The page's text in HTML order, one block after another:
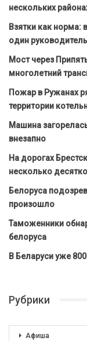
нескольких
Взятки как норма:
один
Мост через
многолетний
Пожар в Ружанах
территории
Машина
внезапно
На дорогах
несколько
Белоруса
произошло
Таможенники
белоруса
В Беларуси уже
Рубрики
Афиша